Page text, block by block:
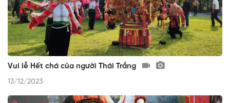
Vui lễ Hết chá của người Thái Trắng
13/12/2023